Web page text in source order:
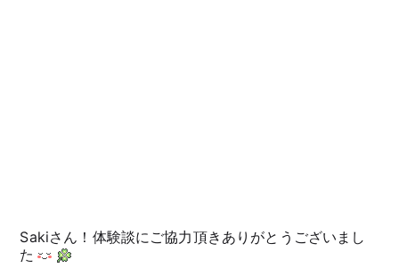
Sakiさん！体験談にご協力頂きありがとうございまし
た